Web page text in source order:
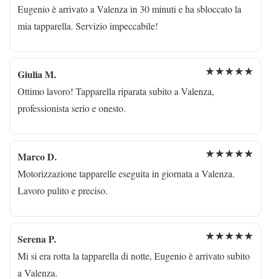
Eugenio è arrivato a Valenza in 30 minuti e ha sbloccato la
mia tapparella. Servizio impeccabile!
Giulia M. ★★★★★
Ottimo lavoro! Tapparella riparata subito a Valenza,
professionista serio e onesto.
Marco D. ★★★★★
Motorizzazione tapparelle eseguita in giornata a Valenza.
Lavoro pulito e preciso.
Serena P. ★★★★★
Mi si era rotta la tapparella di notte, Eugenio è arrivato subito
a Valenza.